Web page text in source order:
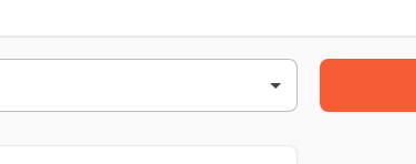
వేర్ హౌస్, రాణి bag chorahata, బన్సాల్ వేర్ హౌస్, రేవా, 486006